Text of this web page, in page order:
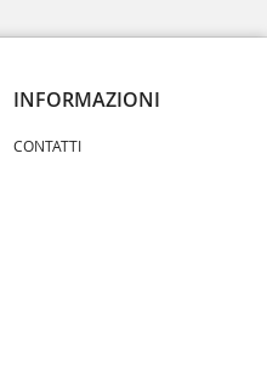
INFORMAZIONI
CONTATTI